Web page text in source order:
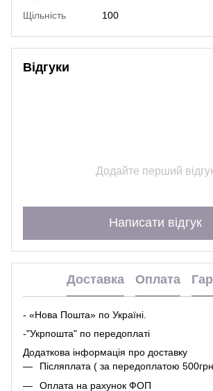
Щільність 100
Відгуки
Додайте перший
Написати відгук
Доставка Оплата
- «Нова Пошта» по Україні.
-"Укрпошта" по передоплаті
Додаткова інформація про доставку
Післяплата ( за передоплатою
Оплата на рахунок ФОП